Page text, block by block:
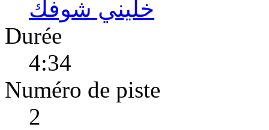
خليني شوفك
Durée
4:34
Numéro de piste
2